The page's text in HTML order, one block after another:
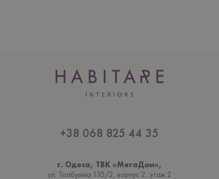
+38 068 825 44 35
г. Одеса, ТВК «МегаДом»,
ул. Толбухiна 135/2, корпус 2, этаж 2